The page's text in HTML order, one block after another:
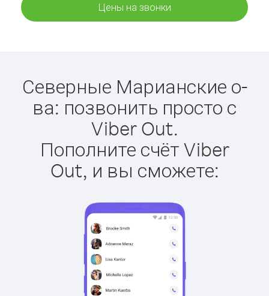
Цены на звонки
Северные Марианские о-
ва: позвонить просто с
Viber Out.
Пополните счёт Viber
Out, и вы сможете: